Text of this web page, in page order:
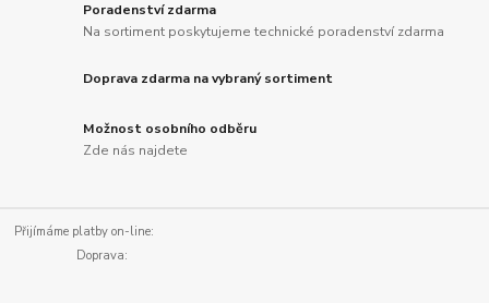
Poradenství zdarma
Na sortiment poskytujeme technické poradenství zdarma
Doprava zdarma na vybraný sortiment
Možnost osobního odběru
Zde nás najdete
Přijímáme platby on-line:
Doprava: